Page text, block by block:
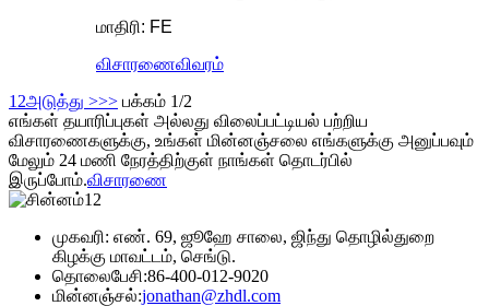
மாதிரி: FE
விசாரணைவிவரம்
1 2அடுத்து >>> பக்கம் 1/2
எங்கள் தயாரிப்புகள் அல்லது விலைப்பட்டியல் பற்றிய
விசாரணைகளுக்கு, உங்கள் மின்னஞ்சலை எங்களுக்கு அனுப்பவும்
மேலும் 24 மணி நேரத்திற்குள் நாங்கள் தொடர்பில்
இருப்போம்.விசாரணை
முகவரி: எண். 69, ஜூஹே சாலை, ஜிந்து தொழில்துறை
கிழக்கு மாவட்டம், செங்டு.
தொலைபேசி:86-400-012-9020
மின்னஞ்சல்:jonathan@zhdl.com